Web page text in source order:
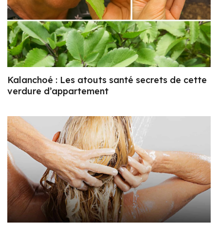
Kalanchoé : Les atouts santé secrets de cette
verdure d’appartement